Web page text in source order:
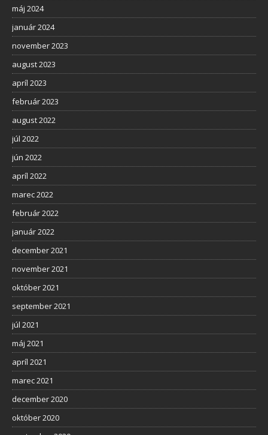
máj 2024
január 2024
november 2023
august 2023
apríl 2023
február 2023
august 2022
júl 2022
jún 2022
apríl 2022
marec 2022
február 2022
január 2022
december 2021
november 2021
október 2021
september 2021
júl 2021
máj 2021
apríl 2021
marec 2021
december 2020
október 2020